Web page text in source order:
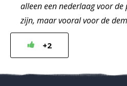
alleen een nederlaag voor
zijn, maar vooral voor de
+2